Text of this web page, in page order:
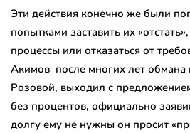
Эти действия конечно же были
попытками заставить их
процессы или отказаться от
Акимов после многих лет обмана
Розовой, выходил с
без процентов, официально
долгу ему не нужны он просит